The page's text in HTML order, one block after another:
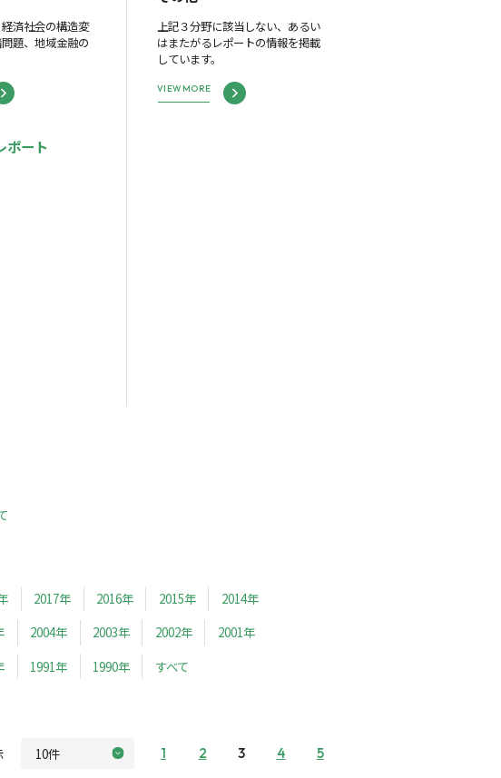
済社会の構造変
題、地域金融の
ポート
上記３分野に該当しない、あるい
はまたがるレポートの情報を掲載
しています。
VIEW MORE
2017年 2016年 2015年
2014年
2004年 2003年 2002年
2001年
1991年 1990年 すべて
1 2 3 4 5